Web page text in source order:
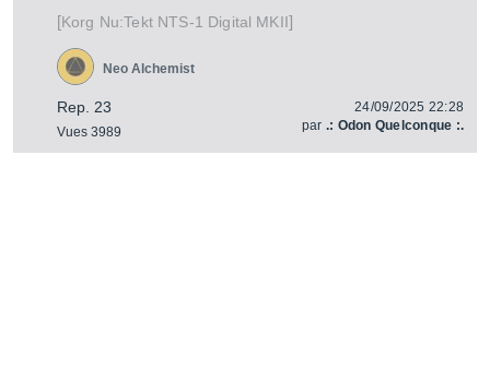
[Korg Nu:Tekt NTS-1 Digital MKII]
Rep. 23
Vues 3989
Neo Alchemist
24/09/2025 22:28
par .: Odon Quelconque :.